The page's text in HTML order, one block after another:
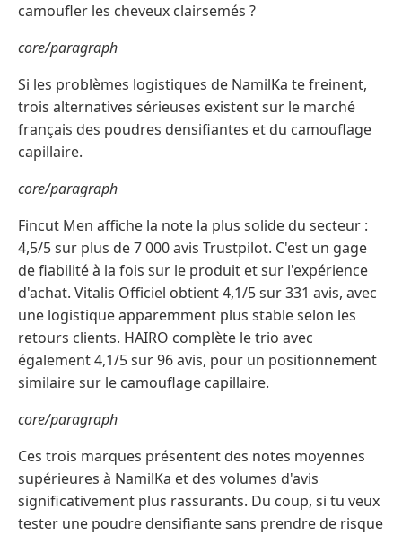
camoufler les cheveux clairsemés ?
core/paragraph
Si les problèmes logistiques de NamilKa te freinent,
trois alternatives sérieuses existent sur le marché
français des poudres densifiantes et du camouflage
capillaire.
core/paragraph
Fincut Men affiche la note la plus solide du secteur :
4,5/5 sur plus de 7 000 avis Trustpilot. C'est un gage
de fiabilité à la fois sur le produit et sur l'expérience
d'achat. Vitalis Officiel obtient 4,1/5 sur 331 avis, avec
une logistique apparemment plus stable selon les
retours clients. HAIRO complète le trio avec
également 4,1/5 sur 96 avis, pour un positionnement
similaire sur le camouflage capillaire.
core/paragraph
Ces trois marques présentent des notes moyennes
supérieures à NamilKa et des volumes d'avis
significativement plus rassurants. Du coup, si tu veux
tester une poudre densifiante sans prendre de risque